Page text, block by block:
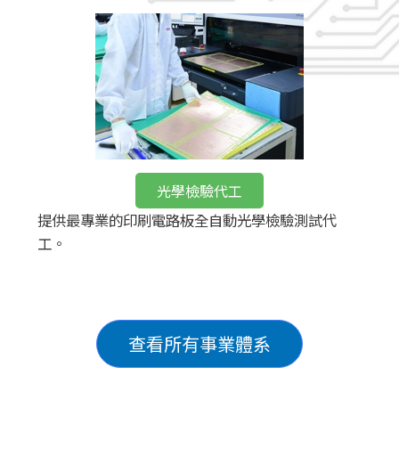
光學檢驗代工
提供最專業的印刷電路板全自動光學檢驗測試代
工。
查看所有事業體系